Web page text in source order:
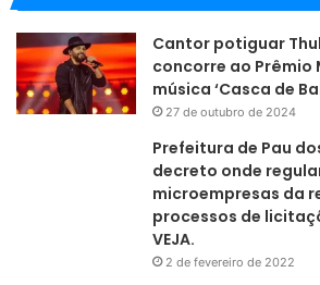
Cantor potiguar
concorre ao Prêmio
música ‘Casca de
27 de outubro de 2024
Prefeitura de Pau
decreto onde
microempresas da
processos de
VEJA.
2 de fevereiro de 2022